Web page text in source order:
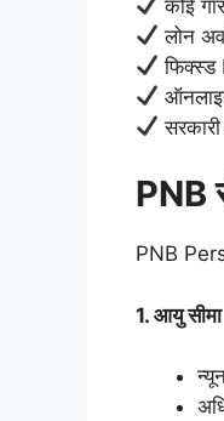
कोई
लोन
फिक्स्ड
PNB
PNB
1. आयु सीमा